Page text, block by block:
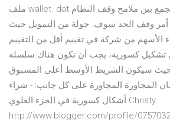
ملف wallet. dat أمر وضعها مع وسيط يجمع بين ملامح وقف النظام
أمر وقف الحد سوف. جولة من التمويل حيث
الأسهم من شركة في تقييم أقل من التقييم
كسورية، يجب أن تكون هناك سلسلة
حيث سيكون الشريط الأوسط أعلى المسبوق
المجاورة المجاورة على كل جانب: - شراء
أشكال كسورية في الجزء العلوي Christy
http://www.blogger.com/profile/